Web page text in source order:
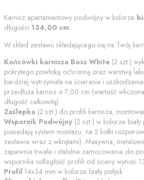
Karnisz apartamentowy podwójny w kolorze
długości 134,00 cm.
W skład zestawu składającego się na Twój
Końcówki karnisza Boss White (2 szt.)
pokrytego powłoką ochronną oraz warstwą
bardziej wytrzymała na ścieranie i
przedłuża karnisz o 7,00 cm (wartość
długość całkowitą).
Zaślepka (2 szt.) do profili karnisza,
Wspornik Podwójny (2 szt.) w kolorze biały
posiadają system montażu: na 2 kołki
zestawie wraz z wkrętami). Masywna,
zapewnia trwałe i stabilne zamocowanie do
wspornika odległość profili od ściany wynosi
Profil 14x34 mm w kolorze biały połysk.